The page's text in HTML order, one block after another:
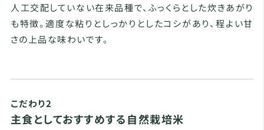
人工交配していない在来品種で、ふっくらとした炊きあがり
も特徴。適度な粘りとしっかりとしたコシがあり、程よい甘
さの上品な味わいです。
こだわり2
主食としておすすめする自然栽培米